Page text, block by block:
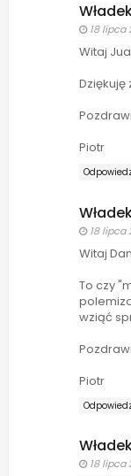
18 lipca
Witaj
Piotr
18 lipca
Witaj
To czy
wziąć
Piotr
18 lipca